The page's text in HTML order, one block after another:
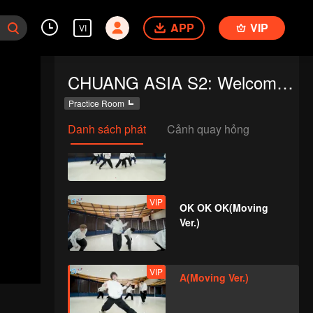
VI APP VIP
CHUANG ASIA S2: Welcome to Practice Room
Practice Room
Danh sách phát Cảnh quay hỏng
Firework(Still Ver.)
VIP
OK OK OK(Moving
Ver.)
VIP A(Moving Ver.)